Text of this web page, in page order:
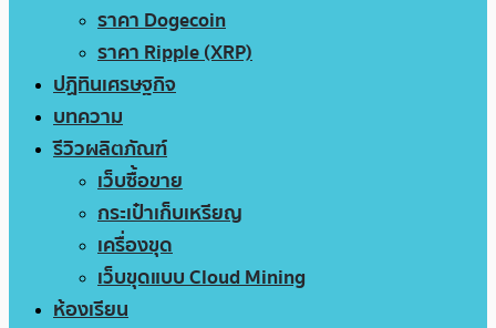
ราคา Dogecoin
ราคา Ripple (XRP)
ปฏิทินเศรษฐกิจ
บทความ
รีวิวผลิตภัณฑ์
เว็บซื้อขาย
กระเป๋าเก็บเหรียญ
เครื่องขุด
เว็บขุดแบบ Cloud Mining
ห้องเรียน